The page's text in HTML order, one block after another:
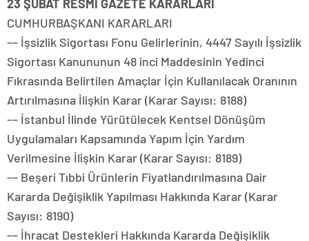
23 ŞUBAT RESMİ GAZETE KARARLARI
CUMHURBAŞKANI KARARLARI
–– İşsizlik Sigortası Fonu Gelirlerinin, 4447 Sayılı İşsizlik
Sigortası Kanununun 48 inci Maddesinin Yedinci
Fıkrasında Belirtilen Amaçlar İçin Kullanılacak Oranının
Artırılmasına İlişkin Karar (Karar Sayısı: 8188)
–– İstanbul İlinde Yürütülecek Kentsel Dönüşüm
Uygulamaları Kapsamında Yapım İçin Yardım
Verilmesine İlişkin Karar (Karar Sayısı: 8189)
–– Beşeri Tıbbi Ürünlerin Fiyatlandırılmasına Dair
Kararda Değişiklik Yapılması Hakkında Karar (Karar
Sayısı: 8190)
–– İhracat Destekleri Hakkında Kararda Değişiklik